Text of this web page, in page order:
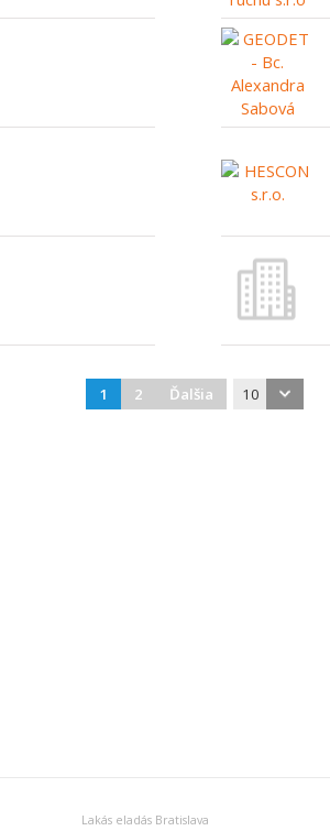
1 2 Ďalšia 10
Lakás eladás Bratislava